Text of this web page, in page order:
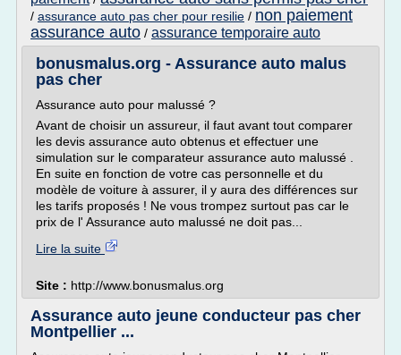
/ assurance auto pas cher pour resilie / non paiement
assurance auto / assurance temporaire auto
bonusmalus.org - Assurance auto malus
pas cher
Assurance auto pour malussé ?
Avant de choisir un assureur, il faut avant tout comparer
les devis assurance auto obtenus et effectuer une
simulation sur le comparateur assurance auto malussé .
En suite en fonction de votre cas personnelle et du
modèle de voiture à assurer, il y aura des différences sur
les tarifs proposés ! Ne vous trompez surtout pas car le
prix de l' Assurance auto malussé ne doit pas...
Lire la suite
Site : http://www.bonusmalus.org
Assurance auto jeune conducteur pas cher
Montpellier ...